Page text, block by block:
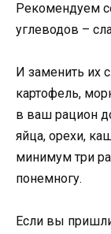
Рекомендуем
углеводов –
И заменить их
картофель,
в ваш рацион
яйца, орехи,
минимум три
понемногу.
Если вы